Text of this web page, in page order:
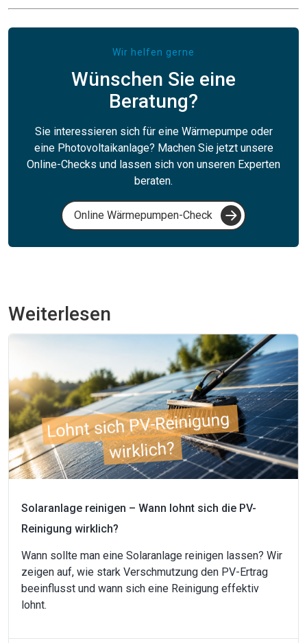
Wir helfen gerne
Wünschen Sie eine
Beratung?
Sie interessieren sich für eine Wärmepumpe oder
eine Photovoltaikanlage? Machen Sie jetzt unsere
Online-Checks und lassen sich von unseren Experten
beraten.
Online Wärmepumpen-Check
Weiterlesen
Solaranlage reinigen – Wann lohnt sich die PV-
Reinigung wirklich?
Wann sollte man eine Solaranlage reinigen lassen? Wir
zeigen auf, wie stark Verschmutzung den PV-Ertrag
beeinflusst und wann sich eine Reinigung effektiv
lohnt.